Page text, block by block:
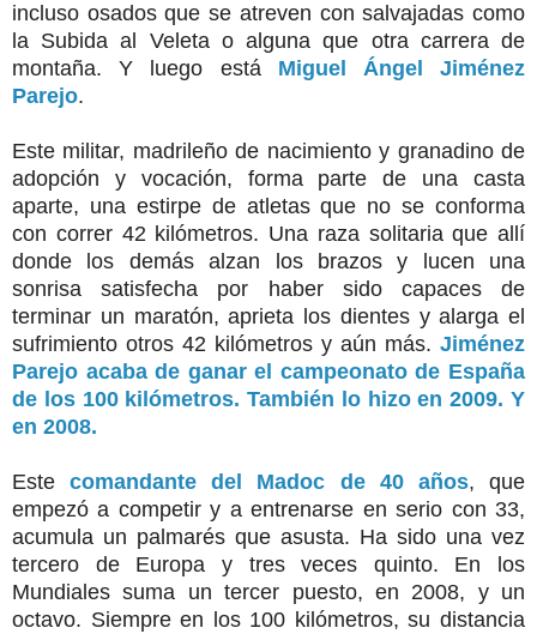
incluso osados que se atreven con salvajadas como
la Subida al Veleta o alguna que otra carrera de
montaña. Y luego está Miguel Ángel Jiménez
Parejo.
Este militar, madrileño de nacimiento y granadino de
adopción y vocación, forma parte de una casta
aparte, una estirpe de atletas que no se conforma
con correr 42 kilómetros. Una raza solitaria que allí
donde los demás alzan los brazos y lucen una
sonrisa satisfecha por haber sido capaces de
terminar un maratón, aprieta los dientes y alarga el
sufrimiento otros 42 kilómetros y aún más. Jiménez
Parejo acaba de ganar el campeonato de España
de los 100 kilómetros. También lo hizo en 2009. Y
en 2008.
Estecomandante del Madoc de 40 años, que
empezó a competir y a entrenarse en serio con 33,
acumula un palmarés que asusta. Ha sido una vez
tercero de Europa y tres veces quinto. En los
Mundiales suma un tercer puesto, en 2008, y un
octavo. Siempre en los 100 kilómetros, su distancia